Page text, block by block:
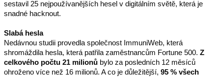
sestavil 25 nejpoužívanějších hesel v digitálním světě, která je
snadné hacknout.
Slabá hesla
Nedávnou studii provedla společnost ImmuniWeb, která
shromáždila hesla, která patřila zaměstnancům Fortune 500. Z
celkového počtu 21 milionů bylo za posledních 12 měsíců
ohroženo více než 16 milionů. A co je důležitější, 95 % všech